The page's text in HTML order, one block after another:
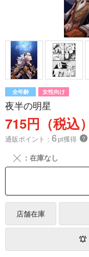
全年齢 女性向け
夜半の明星
715円（税込）
通販ポイント： 6pt獲得 ？
╳ ：在庫なし
店舗在庫